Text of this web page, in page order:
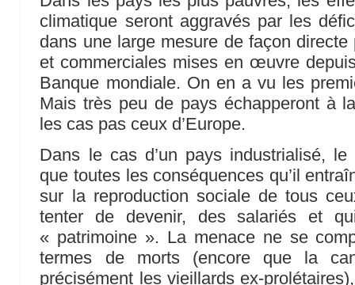
climatique seront aggravés par les
dans une large mesure de façon
et commerciales mises en œuvre
Banque mondiale. On en a vu les
Mais très peu de pays échapperont à
les cas pas ceux d’Europe.
Dans le cas d’un pays industrialisé,
que toutes les conséquences qu’il
sur la reproduction sociale de tous
tenter de devenir, des salariés et
« patrimoine ». La menace ne se
termes de morts (encore que la
précisément les vieillards ex-